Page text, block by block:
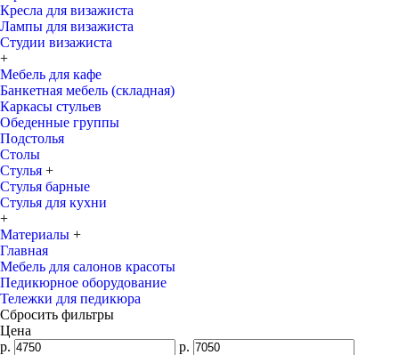
Кресла для визажиста
Лампы для визажиста
Студии визажиста
+
Мебель для кафе
Банкетная мебель (складная)
Каркасы стульев
Обеденные группы
Подстолья
Столы
Стулья +
Стулья барные
Стулья для кухни
+
Материалы +
Главная
Мебель для салонов красоты
Педикюрное оборудование
Тележки для педикюра
Сбросить фильтры
Цена
р.
р.